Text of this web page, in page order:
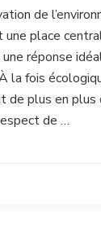
de
place
réponse
la fois
de plus en plus
de …